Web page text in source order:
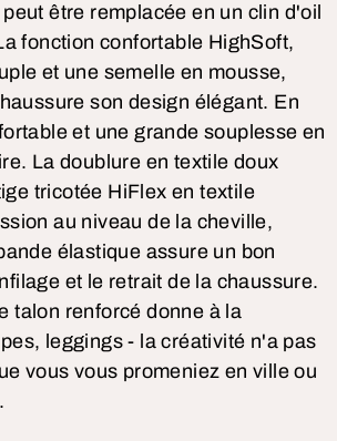
être remplacée en un clin d'oil
fonction confortable HighSoft,
et une semelle en mousse,
son design élégant. En
et une grande souplesse en
La doublure en textile doux
tricotée HiFlex en textile
au niveau de la cheville,
élastique assure un bon
et le retrait de la chaussure.
talon renforcé donne à la
leggings - la créativité n'a pas
vous vous promeniez en ville ou